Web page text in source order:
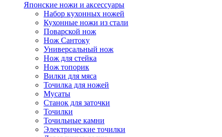
Японские ножи и аксессуары
Набор кухонных ножей
Кухонные ножи из стали
Поварской нож
Нож Сантоку
Универсальный нож
Нож для стейка
Нож топорик
Вилки для мяса
Точилка для ножей
Мусаты
Станок для заточки
Точилки
Точильные камни
Электрические точилки